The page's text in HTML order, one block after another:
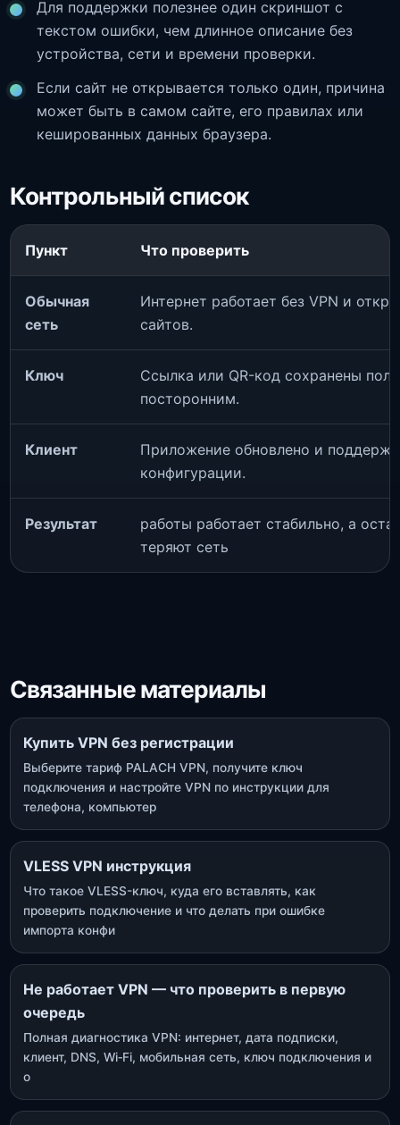
Для поддержки полезнее один скриншот с
текстом ошибки, чем длинное описание без
устройства, сети и времени проверки.
Если сайт не открывается только один, причина
может быть в самом сайте, его правилах или
кешированных данных браузера.
Контрольный список
Пункт Что проверить
Обычная
сеть
Интернет работает без VPN и
сайтов.
Ключ
Ссылка или QR-код сохранены
посторонним.
Клиент
Приложение обновлено и
конфигурации.
Результат
работы работает стабильно, а
теряют сеть
Связанные материалы
Купить VPN без регистрации
Выберите тариф PALACH VPN, получите ключ
подключения и настройте VPN по инструкции для
телефона, компьютер
VLESS VPN инструкция
Что такое VLESS-ключ, куда его вставлять, как
проверить подключение и что делать при ошибке
импорта конфи
Не работает VPN — что проверить в первую
очередь
Полная диагностика VPN: интернет, дата подписки,
клиент, DNS, Wi‑Fi, мобильная сеть, ключ подключения и
о